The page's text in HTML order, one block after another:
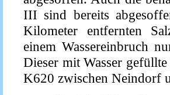
III sind bereits
Kilometer entfernten
einem Wassereinbruch
Dieser mit Wasser
K620 zwischen Neindorf